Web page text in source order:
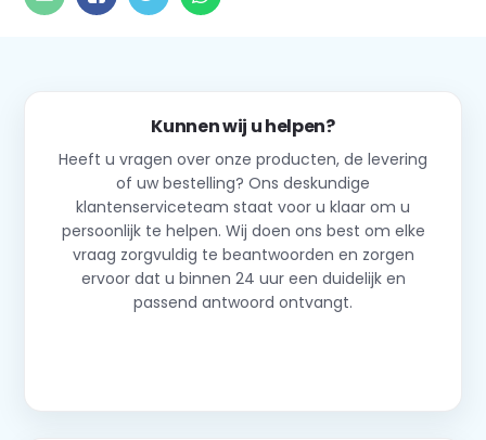
Kunnen wij u helpen?
Heeft u vragen over onze producten, de levering
of uw bestelling? Ons deskundige
klantenserviceteam staat voor u klaar om u
persoonlijk te helpen. Wij doen ons best om elke
vraag zorgvuldig te beantwoorden en zorgen
ervoor dat u binnen 24 uur een duidelijk en
passend antwoord ontvangt.